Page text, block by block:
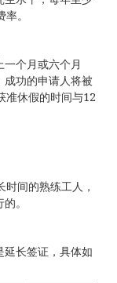
。
个月或六个月
成功的申请人将被
准休假的时间与12
间的熟练工人，
。
长签证，具体如